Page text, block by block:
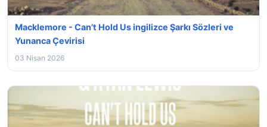
Macklemore - Can’t Hold Us ingilizce Şarkı Sözleri ve
Yunanca Çevirisi
03 Nisan 2026